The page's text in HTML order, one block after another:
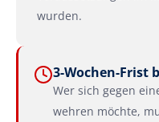
wurden.
3-Wochen-Frist
Wer sich gegen
wehren möchte,